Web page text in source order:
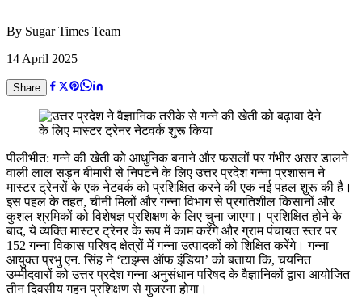
By Sugar Times Team
14 April 2025
Share
पीलीभीत: गन्ने की खेती को आधुनिक बनाने और फसलों पर गंभीर असर डालने
वाली लाल सड़न बीमारी से निपटने के लिए उत्तर प्रदेश गन्ना प्रशासन ने
मास्टर ट्रेनरों के एक नेटवर्क को प्रशिक्षित करने की एक नई पहल शुरू की है।
इस पहल के तहत, चीनी मिलों और गन्ना विभाग से प्रगतिशील किसानों और
कुशल श्रमिकों को विशेषज्ञ प्रशिक्षण के लिए चुना जाएगा। प्रशिक्षित होने के
बाद, ये व्यक्ति मास्टर ट्रेनर के रूप में काम करेंगे और ग्राम पंचायत स्तर पर
152 गन्ना विकास परिषद क्षेत्रों में गन्ना उत्पादकों को शिक्षित करेंगे। गन्ना
आयुक्त प्रभु एन. सिंह ने ‘टाइम्स ऑफ इंडिया’ को बताया कि, चयनित
उम्मीदवारों को उत्तर प्रदेश गन्ना अनुसंधान परिषद के वैज्ञानिकों द्वारा आयोजित
तीन दिवसीय गहन प्रशिक्षण से गुजरना होगा।